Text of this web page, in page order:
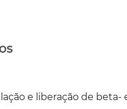
e liberação de beta-